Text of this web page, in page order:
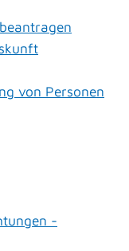
von Personen
-